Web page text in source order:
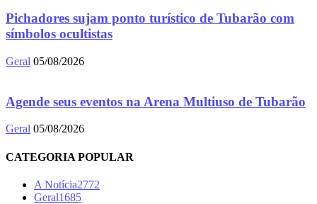
Pichadores sujam ponto turístico de Tubarão com
símbolos ocultistas
Geral 05/08/2026
Agende seus eventos na Arena Multiuso de Tubarão
Geral 05/08/2026
CATEGORIA POPULAR
A Notícia2772
Geral1685